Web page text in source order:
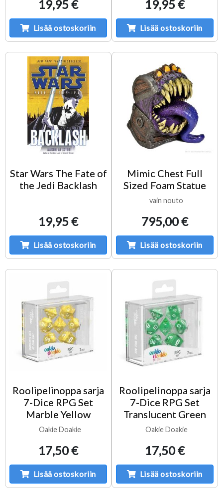
19,95 €
Lisää ostoskoriin
19,95 €
Lisää ostoskoriin
Star Wars The Fate of
the Jedi Backlash
19,95 €
Lisää ostoskoriin
Mimic Chest Full
Sized Foam Statue
vain nouto
795,00 €
Lisää ostoskoriin
Roolipelinoppa sarja
7-Dice RPG Set
Marble Yellow
Oakie Doakie
17,50 €
Lisää ostoskoriin
Roolipelinoppa sarja
7-Dice RPG Set
Translucent Green
Oakie Doakie
17,50 €
Lisää ostoskoriin